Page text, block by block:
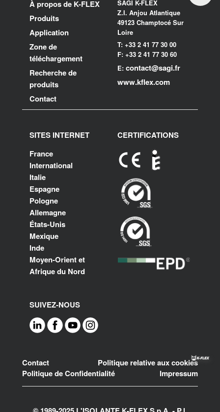
À propos de K-FLEX
Produits
Application
Zone de
téléchargement
Recherche de
produits
Contact
SAGI K-FLEX
Z.I. Anjou Atlantique
49123 Champtocé Sur
Loire
T: +33 2 41 77 30 00
F: +33 2 41 77 30 60
E: contact@sagi.fr
www.kflex.com
SITES INTERNET
France
International
Italie
Espagne
Pologne
Allemagne
États-Unis
Mexique
Inde
Moyen-Orient et
Afrique du Nord
CERTIFICATIONS
SUIVEZ-NOUS
Footer
Contact
Politique relative aux cookies
Politique de Confidentialité
Impressum